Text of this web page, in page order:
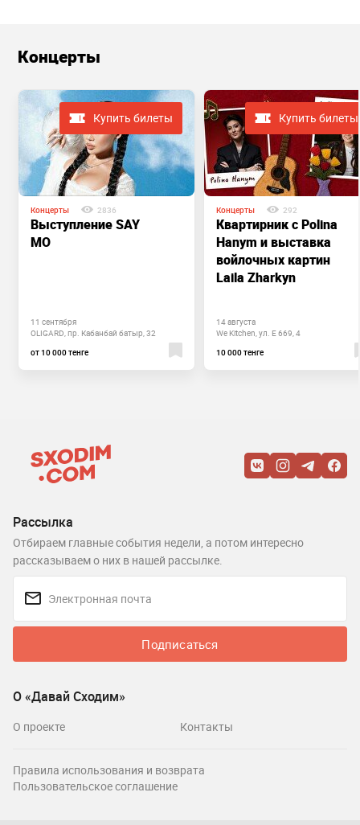
Концерты
Купить билеты
Концерты 2836
Выступление SAY
MO
11 сентября
OLIGARD, пр. Кабанбай батыр, 32
от 10 000 тенге
Купить билеты
Концерты 292
Квартирник с Polina
Hanym и выставка
войлочных картин
Laila Zharkyn
14 августа
We Kitchen, ул. Е 669, 4
10 000 тенге
Рассылка
Отбираем главные события недели, а потом интересно
рассказываем о них в нашей рассылке.
Подписаться
О «Давай Сходим»
О проекте Контакты
Правила использования и возврата
Пользовательское соглашение